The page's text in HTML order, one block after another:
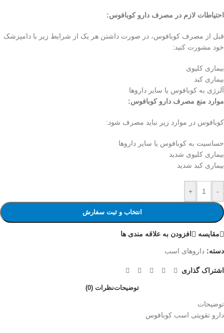
احتیاطات لازم در مصرف دارو کوبافوس:
قبل از مصرف کوبافوس، در صورت داشتن هر یک از شرایط زیر با دامپزشک
خود مشورت کنید:
بیماری کلیوی
بیماری کبد
آلرژی به کوبافوس یا سایر داروها
موارد منع مصرف دارو کوبافوس:
کوبافوس در موارد زیر نباید مصرف شود:
حساسیت به کوبافوس یا سایر داروها
بیماری کلیوی شدید
بیماری کبد شدید
-
+
انتخاب و ثبت سفارش
مقایسه افزودن به علاقه مندی ها
دسته: داروهای اسب
اشتراک گذاری
توضیحاتنظرات (0)
توضیحات
دارو تقویتی اسب کوبافوس